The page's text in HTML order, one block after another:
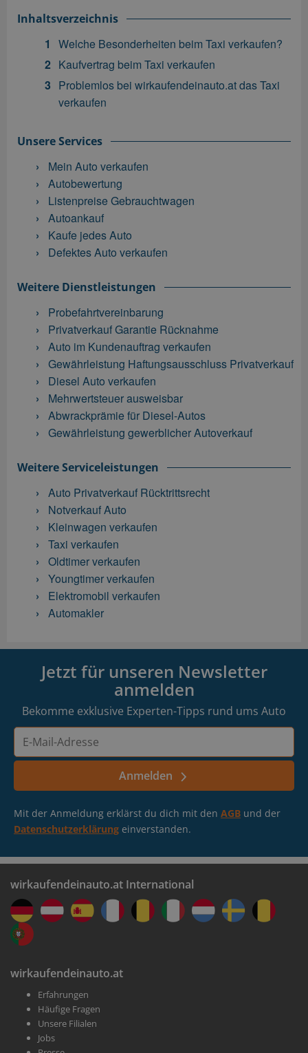
Inhaltsverzeichnis
Welche Besonderheiten beim Taxi verkaufen?
Kaufvertrag beim Taxi verkaufen
Problemlos bei wirkaufendeinauto.at das Taxi
verkaufen
Unsere Services
Mein Auto verkaufen
Autobewertung
Listenpreise Gebrauchtwagen
Autoankauf
Kaufe jedes Auto
Defektes Auto verkaufen
Weitere Dienstleistungen
Probefahrtvereinbarung
Privatverkauf Garantie Rücknahme
Auto im Kundenauftrag verkaufen
Gewährleistung Haftungsausschluss Privatverkauf
Diesel Auto verkaufen
Mehrwertsteuer ausweisbar
Abwrackprämie für Diesel-Autos
Gewährleistung gewerblicher Autoverkauf
Weitere Serviceleistungen
Auto Privatverkauf Rücktrittsrecht
Notverkauf Auto
Kleinwagen verkaufen
Taxi verkaufen
Oldtimer verkaufen
Youngtimer verkaufen
Elektromobil verkaufen
Automakler
Jetzt für unseren Newsletter
anmelden
Bekomme exklusive Experten-Tipps rund ums Auto
Adresse
Anmelden
Mit der Anmeldung erklärst du dich mit den AGB und der
Datenschutzerklärung einverstanden.
wirkaufendeinauto.at International
wirkaufendeinauto.at
Erfahrungen
Häufige Fragen
Unsere Filialen
Jobs